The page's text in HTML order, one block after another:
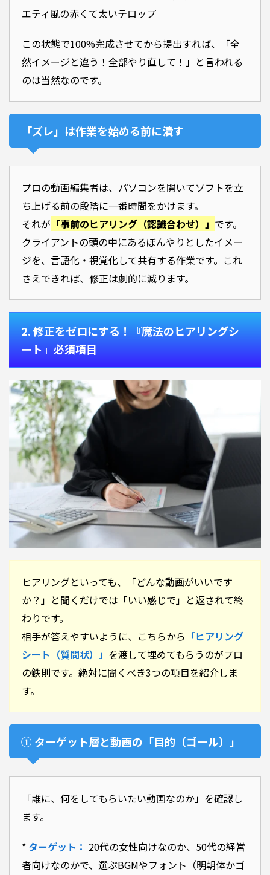
エティ風の赤くて太いテロップ
この状態で100%完成させてから提出すれば、「全
然イメージと違う！全部やり直して！」と言われる
のは当然なのです。
「ズレ」は作業を始める前に潰す
プロの動画編集者は、パソコンを開いてソフトを立
ち上げる前の段階に一番時間をかけます。
それが 「事前のヒアリング（認識合わせ）」 です。
クライアントの頭の中にあるぼんやりとしたイメー
ジを、言語化・視覚化して共有する作業です。これ
さえできれば、修正は劇的に減ります。
2. 修正をゼロにする！『魔法のヒアリングシ
ート』必須項目
ヒアリングといっても、「どんな動画がいいです
か？」と聞くだけでは「いい感じで」と返されて終
わりです。
相手が答えやすいように、こちらから 「ヒアリング
シート（質問状）」 を渡して埋めてもらうのがプロ
の鉄則です。絶対に聞くべき3つの項目を紹介しま
す。
① ターゲット層と動画の「目的（ゴール）」
「誰に、何をしてもらいたい動画なのか」を確認し
ます。
* ターゲット： 20代の女性向けなのか、50代の経営
者向けなのかで、選ぶBGMやフォント（明朝体かゴ